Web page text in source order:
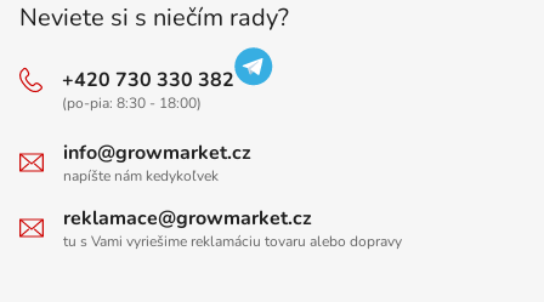
Neviete si s niečím rady?
+420 730 330 382
(po-pia: 8:30 - 18:00)
info@growmarket.cz
napíšte nám kedykoľvek
reklamace@growmarket.cz
tu s Vami vyriešime reklamáciu tovaru alebo dopravy